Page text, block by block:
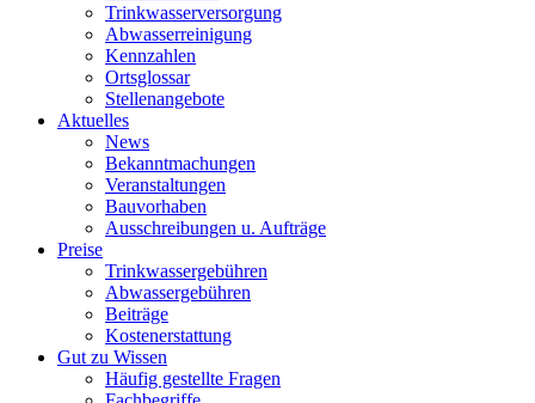
Trinkwasser­versorgung
Abwasserreinigung
Kennzahlen
Ortsglossar
Stellenangebote
Aktuelles
News
Bekanntmachungen
Veranstaltungen
Bauvorhaben
Ausschreibungen u. Aufträge
Preise
Trinkwassergebühren
Abwassergebühren
Beiträge
Kostenerstattung
Gut zu Wissen
Häufig gestellte Fragen